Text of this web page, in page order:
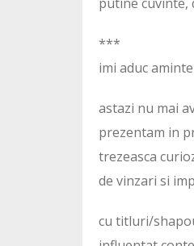
***
imi aduc
astazi nu mai
prezentam in
trezeasca
de vinzari si
cu titluri/